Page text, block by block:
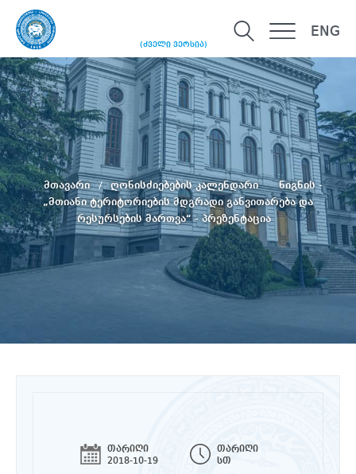
(ძველი ვერსია)
ENG
მთავარი ღონისძიებების კალენდარი
წიგნის -
„მთიანი ტერიტორიების მდგრადი განვითარება და
რესურსების მართვა“ - პრეზენტაცია
თარიღი
2018-10-19
თარიღი
სთ